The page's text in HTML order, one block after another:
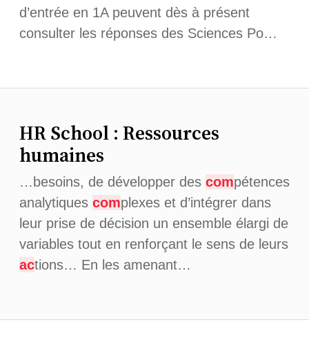
d’entrée en 1A peuvent dès à présent
consulter les réponses des Sciences Po…
HR School : Ressources
humaines
…besoins, de développer des compétences
analytiques complexes et d’intégrer dans
leur prise de décision un ensemble élargi de
variables tout en renforçant le sens de leurs
actions… En les amenant…